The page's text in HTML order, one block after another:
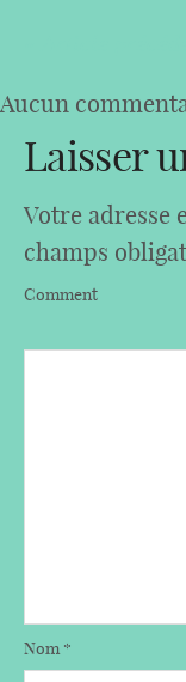
Aucun
Laisser
Votre adresse
champs
Comment
Nom*